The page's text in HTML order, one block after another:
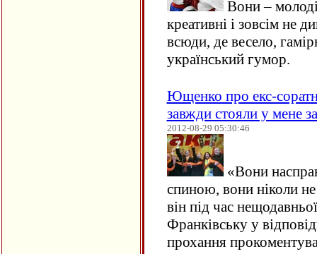
Вони –
креативні і зовсім не
всюди, де весело,
український гумор.
Ющенко про екс-
завжди стояли у мене
2012-08-29 05:30:46
«Вони
спиною, вони ніколи не
він під час
Франківську у
прохання